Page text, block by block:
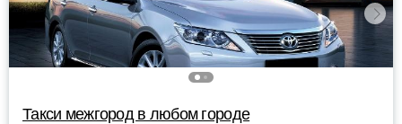
Такси межгород в любом городе